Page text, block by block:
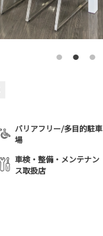
バリアフリー/多目的駐車
場
車検・整備・メンテナン
ス取扱店